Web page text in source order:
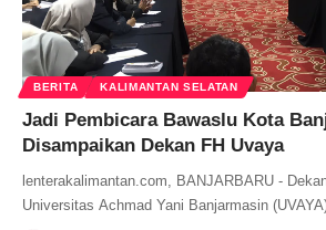
BERITA KALIMANTAN SELATAN
Jadi Pembicara Bawaslu Kota
Disampaikan Dekan FH Uvaya
lenterakalimantan.com, BANJARBARU -
Universitas Achmad Yani Banjarmasin